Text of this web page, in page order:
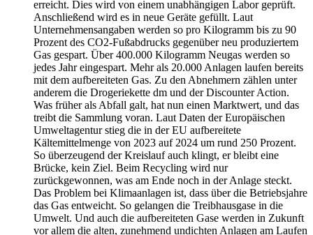
erreicht. Dies wird von einem unabhängigen Labor geprüft.
Anschließend wird es in neue Geräte gefüllt. Laut
Unternehmensangaben werden so pro Kilogramm bis zu 90
Prozent des CO2-Fußabdrucks gegenüber neu produziertem
Gas gespart. Über 400.000 Kilogramm Neugas werden so
jedes Jahr eingespart. Mehr als 20.000 Anlagen laufen bereits
mit dem aufbereiteten Gas. Zu den Abnehmern zählen unter
anderem die Drogeriekette dm und der Discounter Action.
Was früher als Abfall galt, hat nun einen Marktwert, und das
treibt die Sammlung voran. Laut Daten der Europäischen
Umweltagentur stieg die in der EU aufbereitete
Kältemittelmenge von 2023 auf 2024 um rund 250 Prozent.
So überzeugend der Kreislauf auch klingt, er bleibt eine
Brücke, kein Ziel. Beim Recycling wird nur
zurückgewonnen, was am Ende noch in der Anlage steckt.
Das Problem bei Klimaanlagen ist, dass über die Betriebsjahre
das Gas entweicht. So gelangen die Treibhausgase in die
Umwelt. Und auch die aufbereiteten Gase werden in Zukunft
vor allem die alten, zunehmend undichten Anlagen am Laufen